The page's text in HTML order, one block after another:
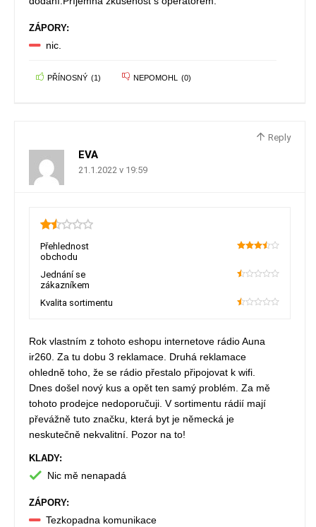
ZÁPORY:
nic.
PŘÍNOSNÝ (1) NEPOMOHL (0)
Reply
EVA
21.1.2022 v 19:59
1.5
Přehlednost
obchodu
Jednání se
zákazníkem
Kvalita sortimentu
Rok vlastním z tohoto eshopu internetove rádio Auna
ir260. Za tu dobu 3 reklamace. Druhá reklamace
ohledně toho, že se rádio přestalo připojovat k wifi.
Dnes došel nový kus a opět ten samý problém. Za mě
tohoto prodejce nedoporučuji. V sortimentu rádií mají
převážně tuto značku, která byt je německá je
neskutečně nekvalitní. Pozor na to!
KLADY:
Nic mě nenapadá
ZÁPORY:
Tezkopadna komunikace